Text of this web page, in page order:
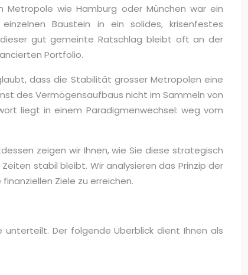
wie Hamburg oder München war ein
Baustein in ein solides, krisenfestes
dieser gut gemeinte Ratschlag bleibt oft an der
Portfolio.
dass die Stabilität grosser Metropolen eine
des Vermögensaufbaus nicht im Sammeln von
liegt in einem Paradigmenwechsel: weg vom
zeigen wir Ihnen, wie Sie diese strategisch
stabil bleibt. Wir analysieren das Prinzip der
Ziele zu erreichen.
Der folgende Überblick dient Ihnen als